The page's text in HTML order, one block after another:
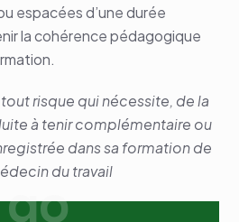
espacées d’une durée
la cohérence pédagogique
risque qui nécessite, de la
à tenir complémentaire ou
dans sa formation de
du travail
go